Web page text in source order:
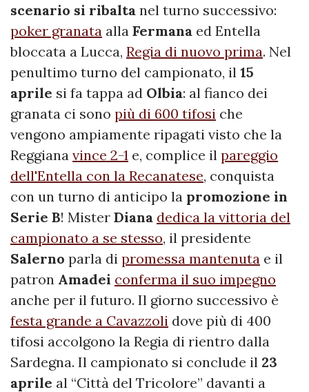
scenario si ribalta nel turno successivo:
poker granata alla Fermana ed Entella
bloccata a Lucca, Regia di nuovo prima. Nel
penultimo turno del campionato, il 15
aprile si fa tappa ad Olbia: al fianco dei
granata ci sono più di 600 tifosi che
vengono ampiamente ripagati visto che la
Reggiana vince 2-1 e, complice il pareggio
dell'Entella con la Recanatese, conquista
con un turno di anticipo la promozione in
Serie B! Mister Diana dedica la vittoria del
campionato a se stesso, il presidente
Salerno parla di promessa mantenuta e il
patron Amadei conferma il suo impegno
anche per il futuro. Il giorno successivo è
festa grande a Cavazzoli dove più di 400
tifosi accolgono la Regia di rientro dalla
Sardegna. Il campionato si conclude il 23
aprile al “Città del Tricolore” davanti a